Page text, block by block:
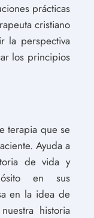
prácticas
cristiano
la perspectiva
los principios
terapia que se
Ayuda a
de vida y
en sus
en la idea de
historia